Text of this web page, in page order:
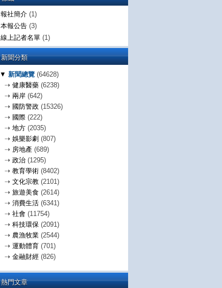
報社簡介 (1)
本報公告 (3)
線上記者名單 (1)
新聞分類
▼ 新聞總覽 (64628)
⇢ 健康醫藥 (6238)
⇢ 兩岸 (642)
⇢ 國防警政 (15326)
⇢ 國際 (222)
⇢ 地方 (2035)
⇢ 娛樂影劇 (807)
⇢ 房地產 (689)
⇢ 政治 (1295)
⇢ 教育學術 (8402)
⇢ 文化宗教 (2101)
⇢ 旅遊美食 (2614)
⇢ 消費生活 (6341)
⇢ 社會 (11754)
⇢ 科技環保 (2091)
⇢ 農漁牧業 (2544)
⇢ 運動體育 (701)
⇢ 金融財經 (826)
熱門文章